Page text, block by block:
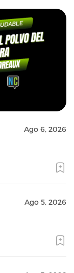
Ago 6, 2026
Ago 5, 2026